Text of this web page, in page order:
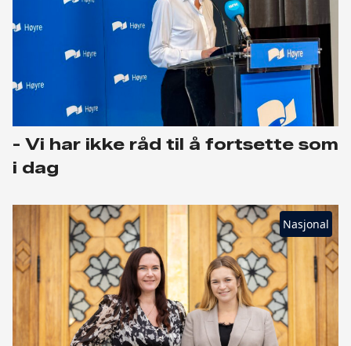
- Vi har ikke råd til å fortsette som
i dag
Nasjonal